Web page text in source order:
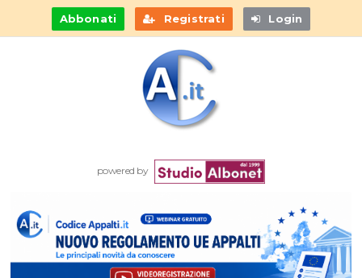
Abbonati Registrati Login
powered by